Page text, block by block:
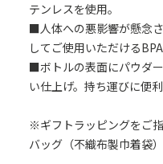
テンレスを使用。
■人体への悪影響が懸念
してご使用いただける
■ボトルの表面にパウダ
い仕上げ。持ち運びに便
※ギフトラッピングをご
バッグ（不織布製巾着袋